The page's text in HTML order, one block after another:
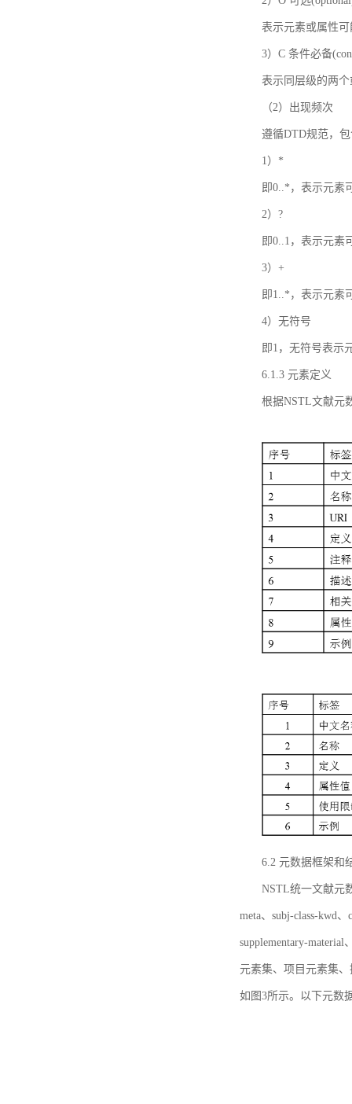
表示元素或属性
3）C 条件必备
表示同层级的两
（2）出现频次
遵循DTD规范，
1）*
即0..*，表示元素
2）?
即0..1，表示元素
3）+
即1..*，表示元素
4）无符号
即1，无符号表示
6.1.3 元素定义
根据NSTL文献元
6.2 元数据框架和
NSTL统一文献元
meta、subj-class-kwd
supplementary-
元素集、项目元素集
如图3所示。以下元数